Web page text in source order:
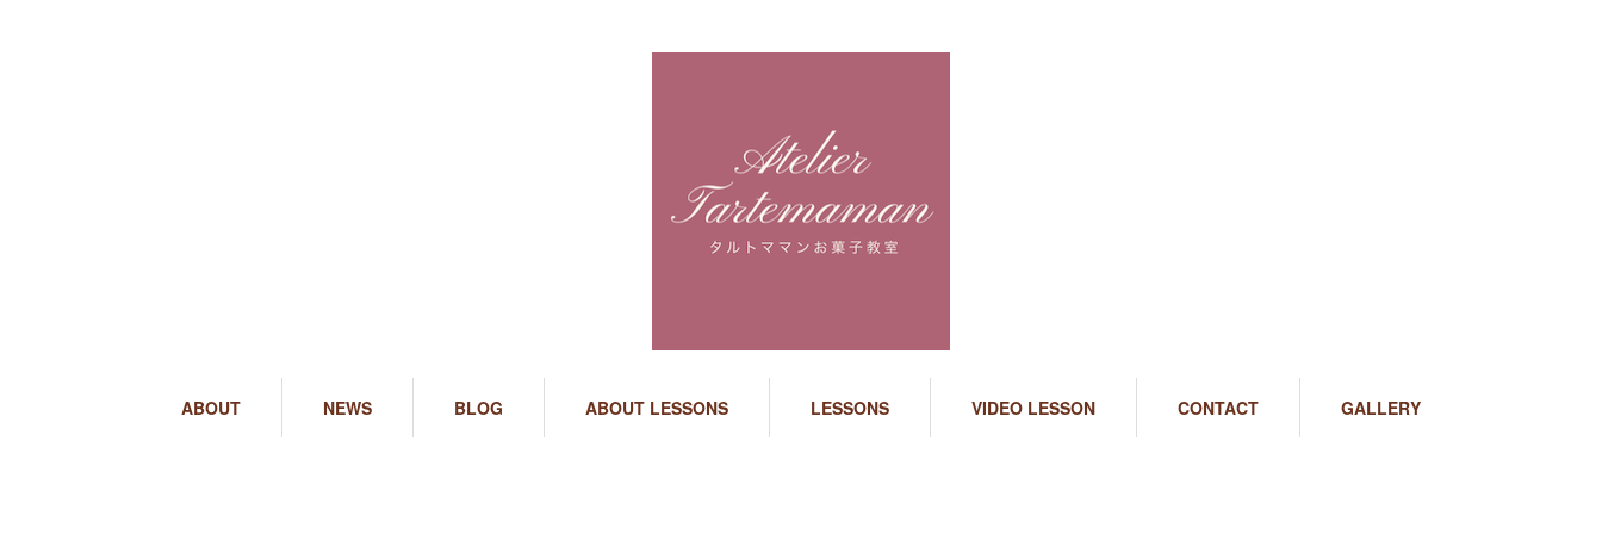
ABOUT NEWS BLOG ABOUT LESSONS LESSONS VIDEO LESSON CONTACT GALLERY